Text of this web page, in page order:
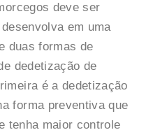
deve ser
em uma
duas formas de
dedetização de
é a dedetização
forma preventiva que
tenha maior controle